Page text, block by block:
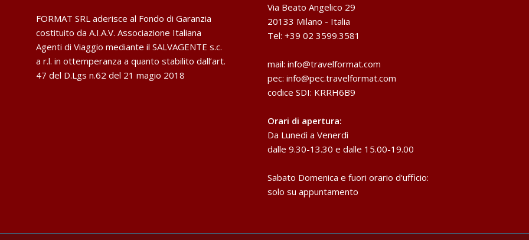
FORMAT SRL aderisce al Fondo di Garanzia
costituito da A.I.A.V. Associazione Italiana
Agenti di Viaggio mediante il SALVAGENTE s.c.
a r.l. in ottemperanza a quanto stabilito dall’art.
47 del D.Lgs n.62 del 21 magio 2018
Via Beato Angelico 29
20133 Milano - Italia
Tel: +39 02 3599.3581
mail:info@travelformat.com
pec:info@pec.travelformat.com
codice SDI: KRRH6B9
Orari di apertura:
Da Lunedì a Venerdì
dalle 9.30-13.30 e dalle 15.00-19.00
Sabato Domenica e fuori orario d'ufficio:
solo su appuntamento